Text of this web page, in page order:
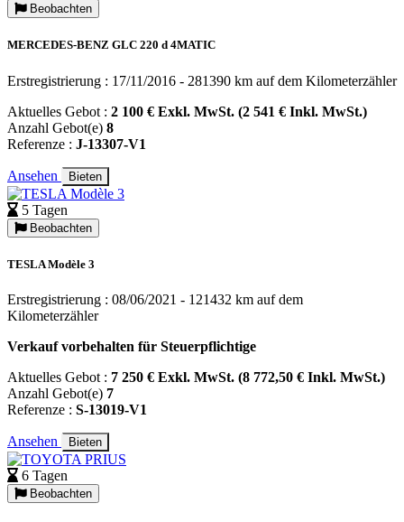
Beobachten
MERCEDES-BENZ GLC 220 d 4MATIC
Erstregistrierung : 17/11/2016 - 281390 km auf dem Kilometerzähler
Aktuelles Gebot : 2 100 € Exkl. MwSt. (2 541 € Inkl. MwSt.)
Anzahl Gebot(e) 8
Referenze : J-13307-V1
Ansehen Bieten
5 Tagen
Beobachten
TESLA Modèle 3
Erstregistrierung : 08/06/2021 - 121432 km auf dem
Kilometerzähler
Verkauf vorbehalten für Steuerpflichtige
Aktuelles Gebot : 7 250 € Exkl. MwSt. (8 772,50 € Inkl. MwSt.)
Anzahl Gebot(e) 7
Referenze : S-13019-V1
Ansehen Bieten
6 Tagen
Beobachten